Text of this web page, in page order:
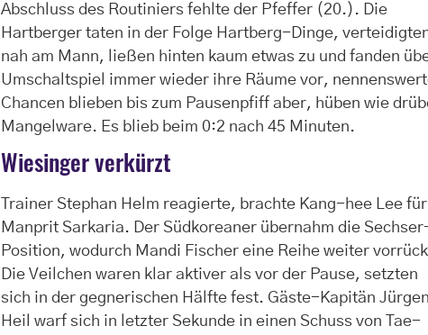
Abschluss des Routiniers fehlte der Pfeffer (20.). Die
Hartberger taten in der Folge Hartberg-Dinge,
nah am Mann, ließen hinten kaum etwas zu und fanden
Umschaltspiel immer wieder ihre Räume vor,
Chancen blieben bis zum Pausenpfiff aber, hüben wie
Mangelware. Es blieb beim 0:2 nach 45 Minuten.
Wiesinger verkürzt
Trainer Stephan Helm reagierte, brachte Kang-hee Lee für
Manprit Sarkaria. Der Südkoreaner übernahm die
Position, wodurch Mandi Fischer eine Reihe weiter
Die Veilchen waren klar aktiver als vor der Pause, setzten
sich in der gegnerischen Hälfte fest. Gäste-Kapitän Jürgen
Heil warf sich in letzter Sekunde in einen Schuss von Tae-